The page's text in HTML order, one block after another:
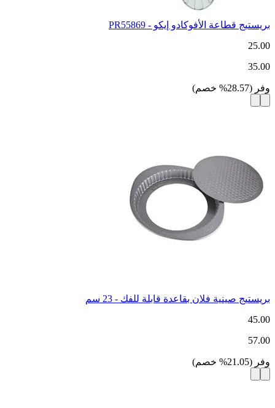
بريستيج قطاعة الأفوكادو إيكو - PR55869
25.00
35.00
وفر (
28.57
% خصم)
بريستيج صينية فلان بقاعدة قابلة للفك - 23 سم
45.00
57.00
وفر (
21.05
% خصم)